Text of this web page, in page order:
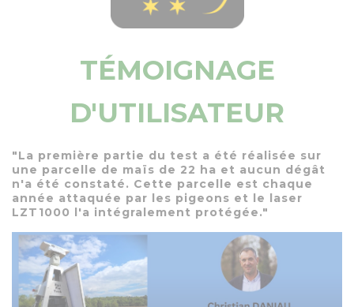
TÉMOIGNAGE
D'UTILISATEUR
"La première partie du test a été réalisée sur
une parcelle de maïs de 22 ha et aucun dégât
n'a été constaté. Cette parcelle est chaque
année attaquée par les pigeons et le laser
LZT1000 l'a intégralement protégée."